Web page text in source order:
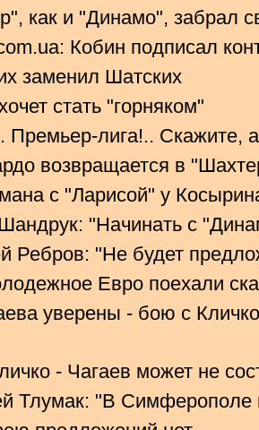
как и "Динамо", забрал
Кобин подписал
заменил Шатских
стать "горняком"
лига!.. Скажите,
возвращается в
с "Ларисой" у
"Начинать с
Ребров: "Не будет
Евро поехали
уверены - бою с
- Чагаев может не
Тлумак: "В Симферополе